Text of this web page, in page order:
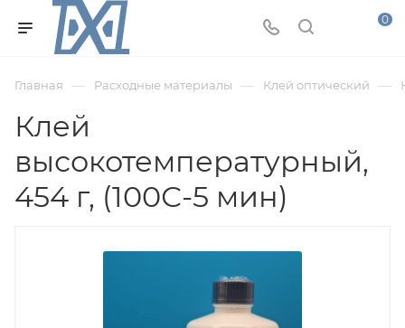
0
Главная — Расходные материалы — Клей оптический —
Клей
высокотемпературный,
454 г, (100С-5 мин)